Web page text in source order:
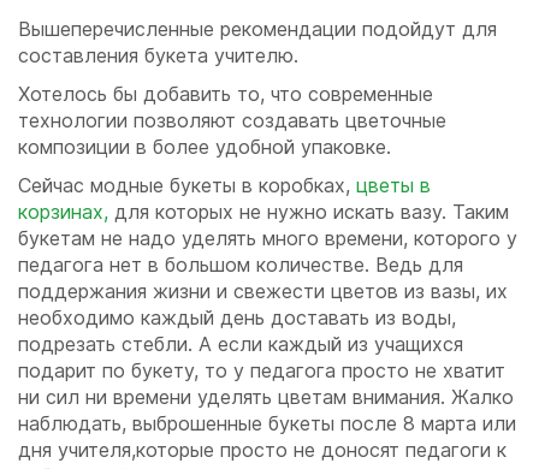
Вышеперечисленные рекомендации подойдут для
составления букета учителю.
Хотелось бы добавить то, что современные
технологии позволяют создавать цветочные
композиции в более удобной упаковке.
Сейчас модные букеты в коробках, цветы в
корзинах, для которых не нужно искать вазу. Таким
букетам не надо уделять много времени, которого у
педагога нет в большом количестве. Ведь для
поддержания жизни и свежести цветов из вазы, их
необходимо каждый день доставать из воды,
подрезать стебли. А если каждый из учащихся
подарит по букету, то у педагога просто не хватит
ни сил ни времени уделять цветам внимания. Жалко
наблюдать, выброшенные букеты после 8 марта или
дня учителя,которые просто не доносят педагоги к